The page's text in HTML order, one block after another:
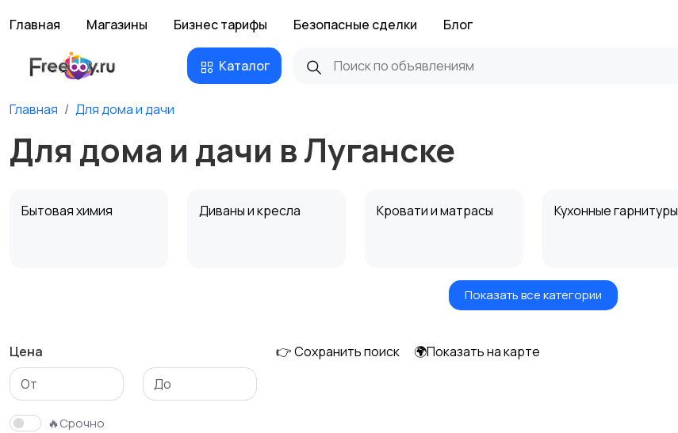
Главная Магазины Бизнес тарифы Безопасные сделки Блог
Каталог
Главная Для дома и дачи
Для дома и дачи в Луганске
Бытовая химия Диваны и кресла Кровати и матрасы Кухонные гарнитуры
Растения и семена
Столы и стулья Текстиль и ковры
Показать все категории
Цена
🔥Срочно
👉 Сохранить поиск 🌍Показать на карте